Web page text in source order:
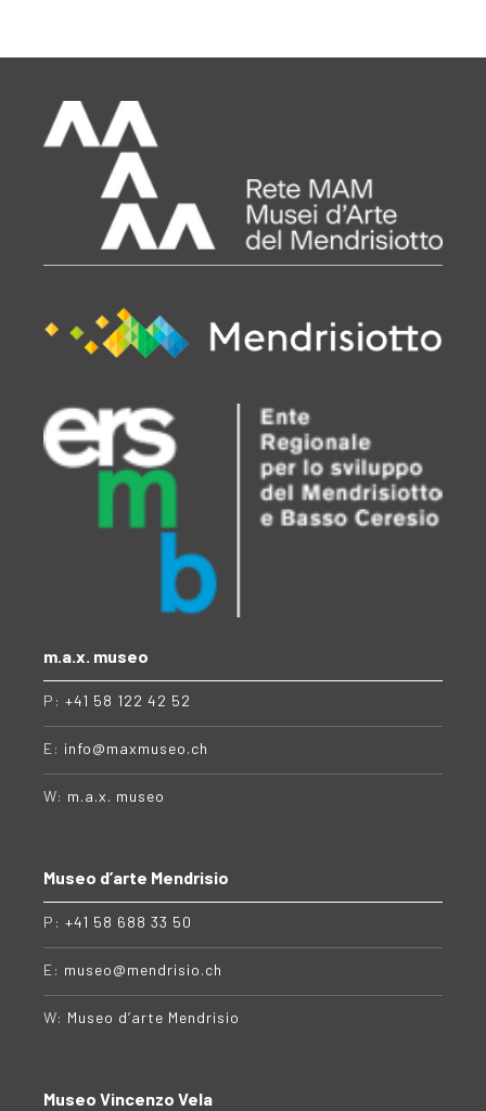
m.a.x. museo
P: +41 58 122 42 52
E: info@maxmuseo.ch
W: m.a.x. museo
Museo d’arte Mendrisio
P: +41 58 688 33 50
E: museo@mendrisio.ch
W: Museo d’arte Mendrisio
Museo Vincenzo Vela